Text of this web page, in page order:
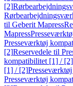
[2]
til Geberit Mapress
Mapress
Presseværktøj
[2]Reservedele til
kompatibilitet [1] / [2]
[1] / [2]
Presseværktøj